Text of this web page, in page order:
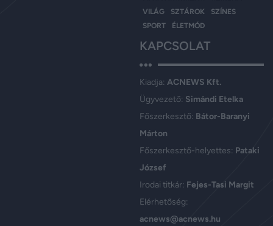
VILÁG
SZTÁROK
SZÍNES
SPORT
ÉLETMÓD
KAPCSOLAT
Kiadja: ACNEWS Kft.
Ügyvezető: Simándi Etelka
Főszerkesztő: Bátor-Baranyi
Márton
Főszerkesztő-helyettes: Pataki
József
Irodai titkár: Fejes-Tasi Margit
Elérhetőség:
acnews@acnews.hu